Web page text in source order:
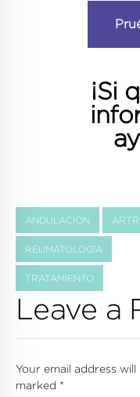
¡Si
ANDULACIÓN
REUMATOLOGIA
TRATAMIENTO
Leave a
Your email address
marked *